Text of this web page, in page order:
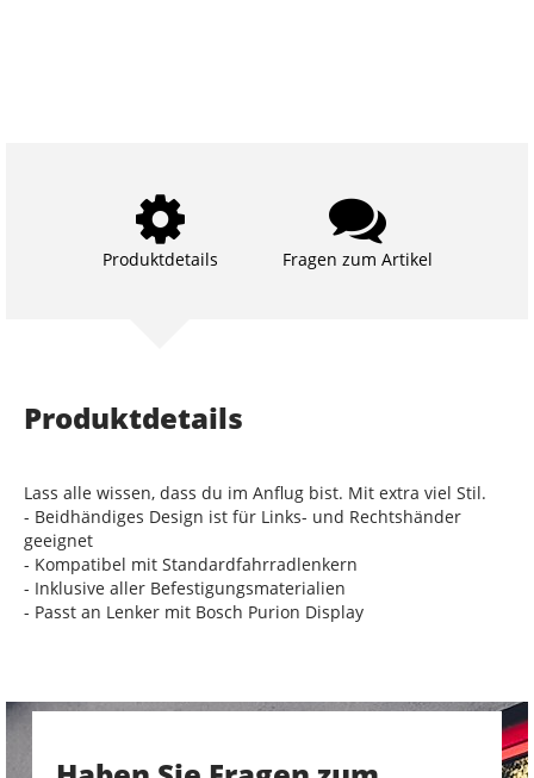
Produktdetails Fragen zum Artikel
Produktdetails
Lass alle wissen, dass du im Anflug bist. Mit extra viel Stil.
- Beidhändiges Design ist für Links- und Rechtshänder
geeignet
- Kompatibel mit Standardfahrradlenkern
- Inklusive aller Befestigungsmaterialien
- Passt an Lenker mit Bosch Purion Display